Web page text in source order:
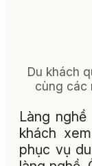
Du khách
cùng các
Làng
khách
phục vụ